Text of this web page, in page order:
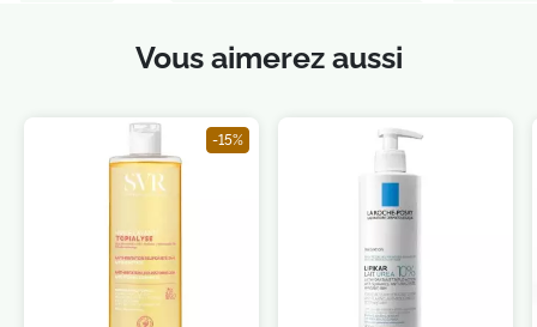
Vous aimerez aussi
-15%